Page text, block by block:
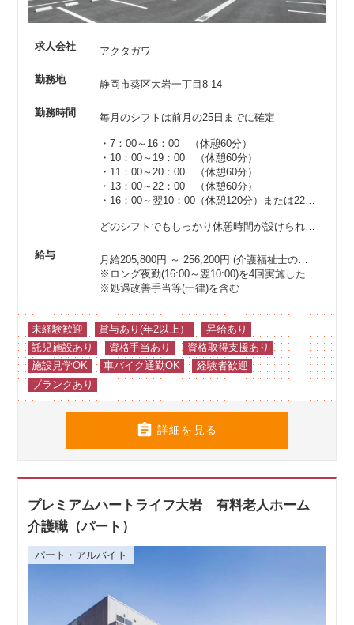
求人会社 アクタガワ
勤務地 静岡市葵区大岩一丁目8-14
勤務時間 毎月のシフトは前月の25日までに確定
・7：00～16：00 （休憩60分）
・10：00～19：00 （休憩60分）
・11：00～20：00 （休憩60分）
・13：00～22：00 （休憩60分）
・16：00～翌10：00（休憩120分）または22：00～翌7：00（休憩60分）
どのシフトでもしっかり休憩時間が設けられているので、リフレッシュもバッチリ！
給与 月給205,800円 ～ 256,200円(介護福祉士の場合は214,800円以上)
※ロング夜勤(16:00～翌10:00)を4回実施した場合
※処遇改善手当等(一律)を含む
未経験歓迎 賞与あり(年2以上）
昇給あり
託児施設あり
資格手当あり
資格取得支援あり
施設見学OK
車バイク通勤OK
経験者歓迎
ブランクあり
 詳細を見る
プレミアムハートライフ大岩 有料老人ホーム
介護職（パート）
パート・アルバイト